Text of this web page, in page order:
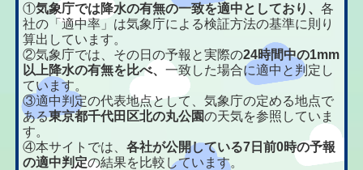
①気象庁では降水の有無の一致を適中としており、各
社の「適中率」は気象庁による検証方法の基準に則り
算出しています。
②気象庁では、その日の予報と実際の24時間中の1mm
以上降水の有無を比べ、一致した場合に適中と判定し
ています。
③適中判定の代表地点として、気象庁の定める地点で
ある東京都千代田区北の丸公園の天気を参照していま
す。
④本サイトでは、各社が公開している7日前0時の予報
の適中判定の結果を比較しています。